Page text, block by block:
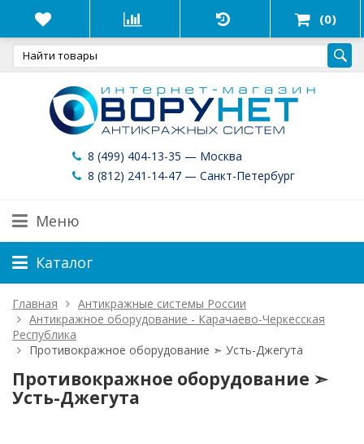
(0)
8 (499) 404-13-35 — Москва
8 (812) 241-14-47 — Санкт-Петербург
Меню
Каталог
Главная
Антикражные системы России
Антикражное оборудование - Карачаево-Черкесская
Республика
Противокражное оборудование ➣ Усть-Джегута
Противокражное оборудование ➣
Усть-Джегута